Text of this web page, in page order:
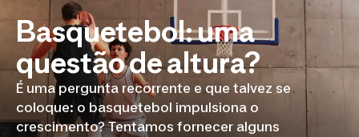
Basquetebol: uma
questão de altura?
É uma pergunta recorrente e que talvez se
coloque: o basquetebol impulsiona o
crescimento? Tentamos fornecer alguns